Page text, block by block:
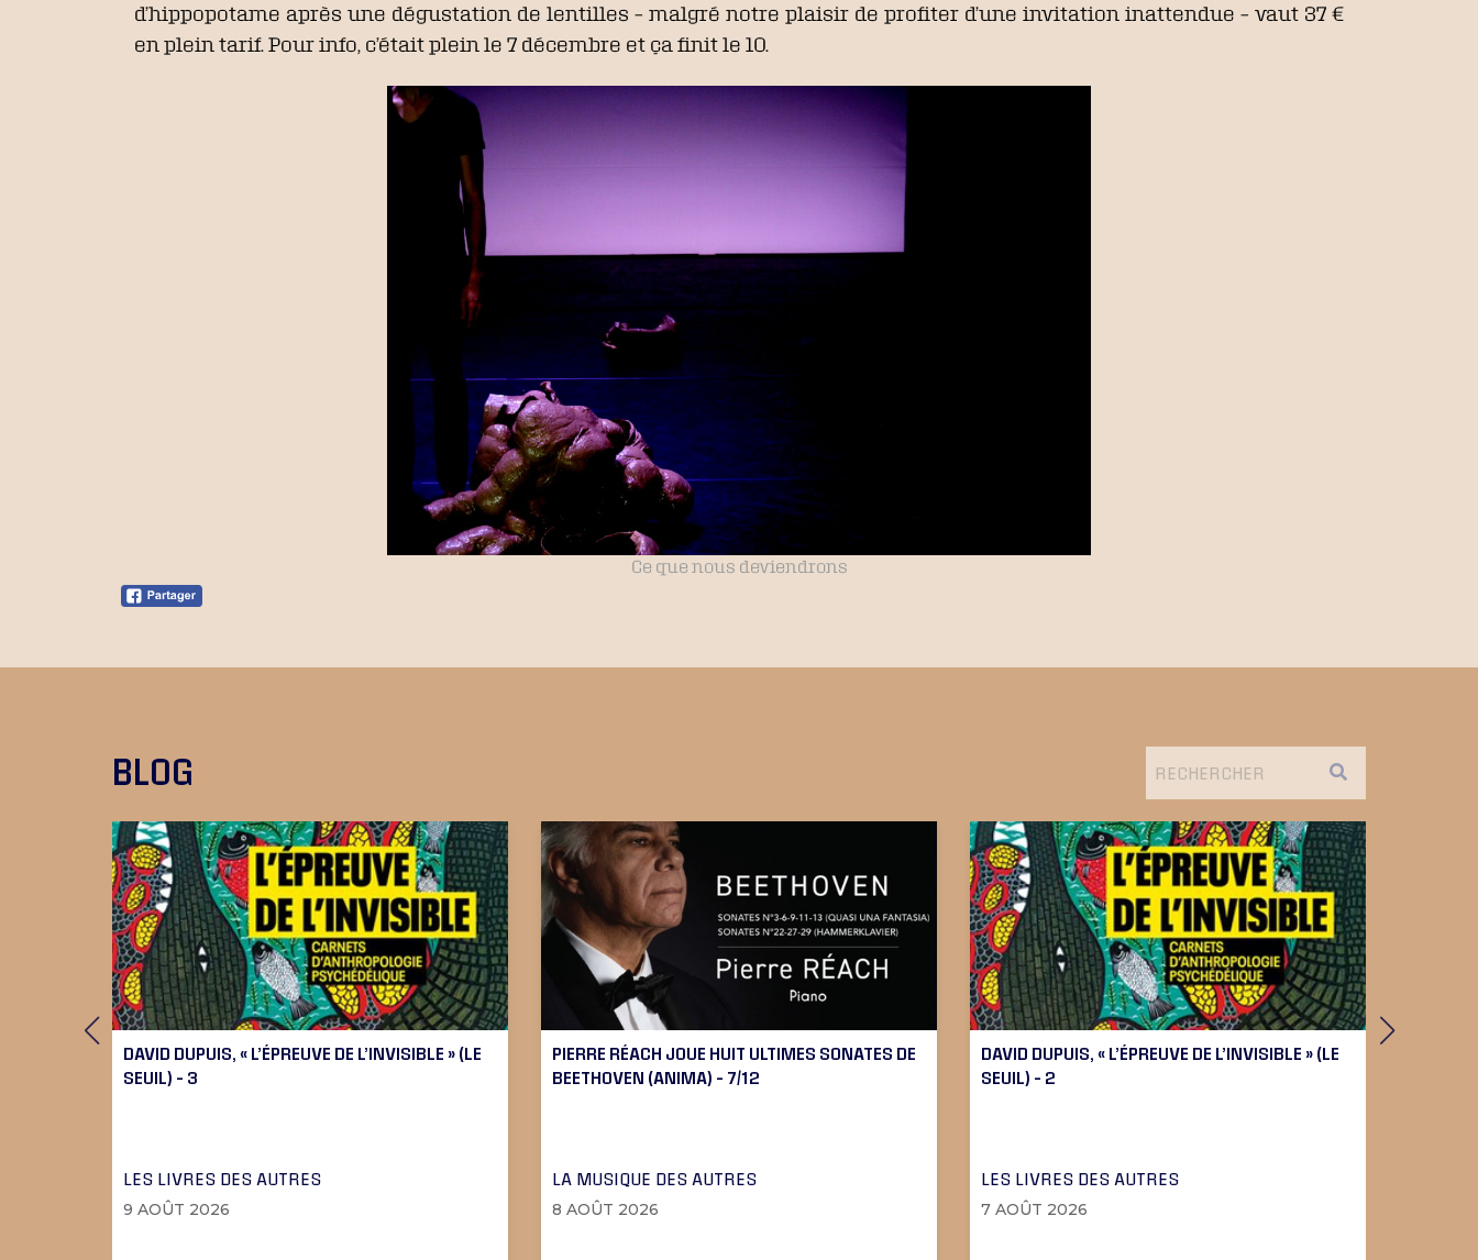
d’hippopotame après une dégustation de lentilles – malgré notre plaisir de profiter d’une invitation inattendue – vaut 37 €
en plein tarif. Pour info, c’était plein le 7 décembre et ça finit le 10.
Ce que nous deviendrons
BLOG
DAVID DUPUIS, « L’ÉPREUVE DE L’INVISIBLE » (LE
SEUIL) – 3
LES LIVRES DES AUTRES
9 AOÛT 2026
PIERRE RÉACH JOUE HUIT ULTIMES SONATES DE
BEETHOVEN (ANIMA) – 7/12
LA MUSIQUE DES AUTRES
8 AOÛT 2026
DAVID DUPUIS, « L’ÉPREUVE DE L’INVISIBLE » (LE
SEUIL) – 2
LES LIVRES DES AUTRES
7 AOÛT 2026